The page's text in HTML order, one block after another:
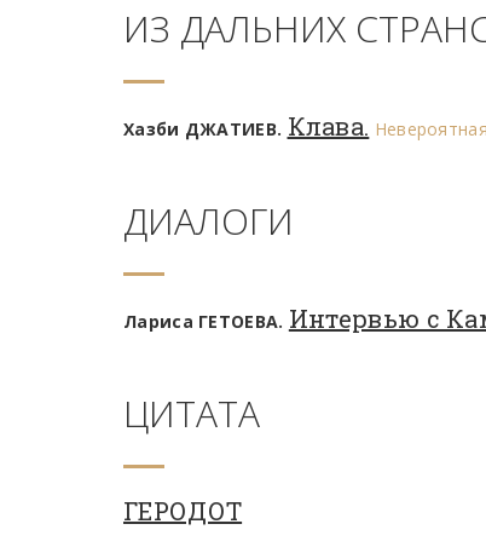
ИЗ ДАЛЬНИХ
Хазби ДЖАТИЕВ. Клава.
ДИАЛОГИ
Лариса ГЕТОЕВА. Интервью с
ЦИТАТА
ГЕРОДОТ